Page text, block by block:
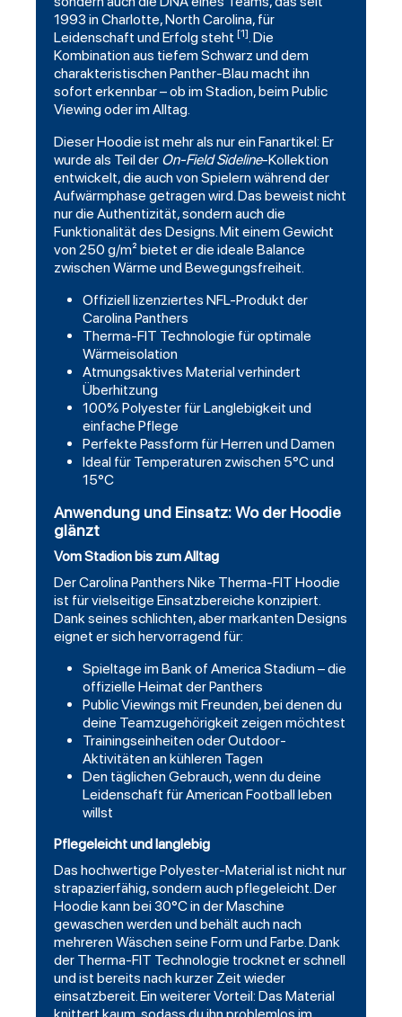
1993 in Charlotte, North Carolina, für
Leidenschaft und Erfolg steht [1]. Die
Kombination aus tiefem Schwarz und dem
charakteristischen Panther-Blau macht ihn
sofort erkennbar – ob im Stadion, beim Public
Viewing oder im Alltag.
Dieser Hoodie ist mehr als nur ein Fanartikel: Er
wurde als Teil der On-Field Sideline-Kollektion
entwickelt, die auch von Spielern während der
Aufwärmphase getragen wird. Das beweist nicht
nur die Authentizität, sondern auch die
Funktionalität des Designs. Mit einem Gewicht
von 250 g/m² bietet er die ideale Balance
zwischen Wärme und Bewegungsfreiheit.
Offiziell lizenziertes NFL-Produkt der
Carolina Panthers
Therma-FIT Technologie für optimale
Wärmeisolation
Atmungsaktives Material verhindert
Überhitzung
100% Polyester für Langlebigkeit und
einfache Pflege
Perfekte Passform für Herren und Damen
Ideal für Temperaturen zwischen 5°C und
15°C
Anwendung und Einsatz: Wo der Hoodie
glänzt
Vom Stadion bis zum Alltag
Der Carolina Panthers Nike Therma-FIT Hoodie
ist für vielseitige Einsatzbereiche konzipiert.
Dank seines schlichten, aber markanten Designs
eignet er sich hervorragend für:
Spieltage im Bank of America Stadium – die
offizielle Heimat der Panthers
Public Viewings mit Freunden, bei denen du
deine Teamzugehörigkeit zeigen möchtest
Trainingseinheiten oder Outdoor-
Aktivitäten an kühleren Tagen
Den täglichen Gebrauch, wenn du deine
Leidenschaft für American Football leben
willst
Pflegeleicht und langlebig
Das hochwertige Polyester-Material ist nicht nur
strapazierfähig, sondern auch pflegeleicht. Der
Hoodie kann bei 30°C in der Maschine
gewaschen werden und behält auch nach
mehreren Wäschen seine Form und Farbe. Dank
der Therma-FIT Technologie trocknet er schnell
und ist bereits nach kurzer Zeit wieder
einsatzbereit. Ein weiterer Vorteil: Das Material